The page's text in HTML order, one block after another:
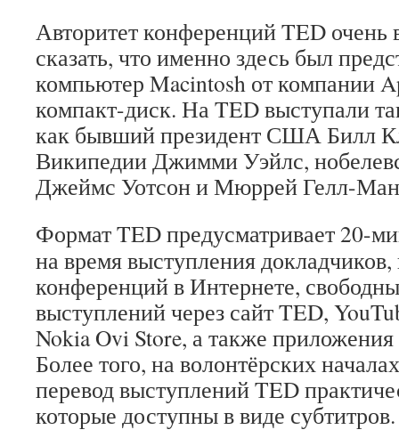
Авторитет конференций TED очень
сказать, что именно здесь был
компьютер Macintosh от компании
компакт-диск. На TED выступали
как бывший президент США Билл
Википедии Джимми Уэйлс,
Джеймс Уотсон и Мюррей Гелл-
Формат TED предусматривает 20-
на время выступления
конференций в Интернете,
выступлений через сайт TED,
Nokia Ovi Store, а также
Более того, на волонтёрских
перевод выступлений TED
которые доступны в виде субтитров.